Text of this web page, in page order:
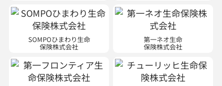
SOMPOひまわり生命
保険株式会社
第一ネオ生命
保険株式会社